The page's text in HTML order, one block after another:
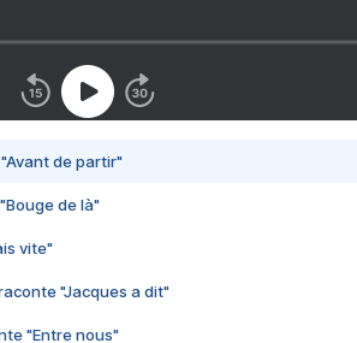
de partir"
de là"
vite"
"Jacques a dit"
"Entre nous"